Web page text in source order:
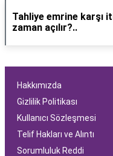
Tahliye emrine karşı
zaman açılır?..
Hakkımızda
Gizlilik Politikası
Kullanıcı Sözleşmesi
Telif Hakları ve Alıntı
Sorumluluk Reddi